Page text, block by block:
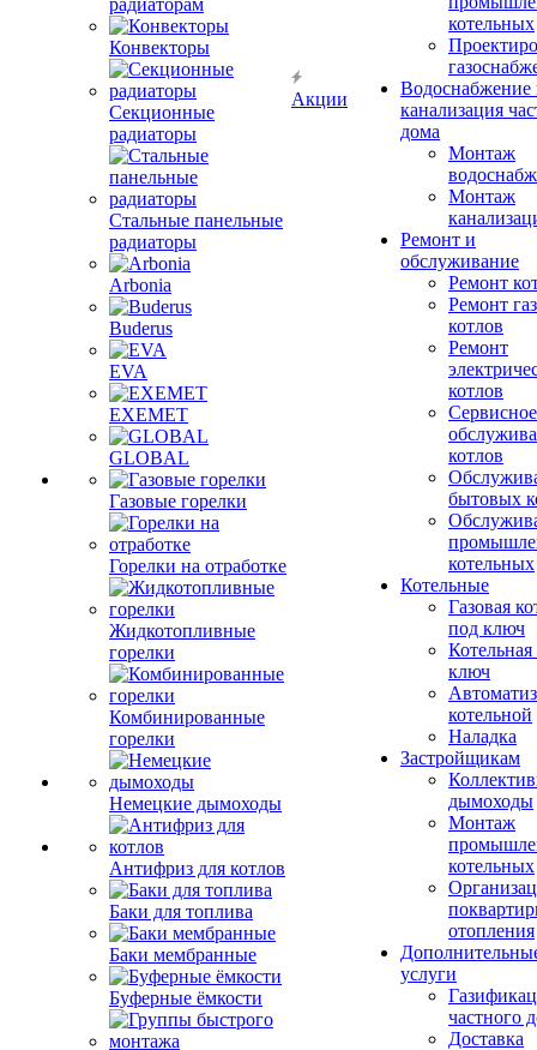
радиаторам
Конвекторы
Секционные
радиаторы
Стальные панельные
радиаторы
Arbonia
Buderus
EVA
EXEMET
GLOBAL
Газовые горелки
Горелки на отработке
Жидкотопливные
горелки
Комбинированные
горелки
Немецкие дымоходы
Антифриз для котлов
Баки для топлива
Баки мембранные
Буферные ёмкости
Акции
котельных
Водоснабжение
канализация
дома
Монтаж
Монтаж
Ремонт и
обслуживание
Ремонт
Ремонт
котлов
Ремонт
котлов
Сервисное
котлов
бытовых
котельных
Котельные
Газовая
под ключ
ключ
котельной
Наладка
Застройщикам
дымоходы
Монтаж
котельных
отопления
услуги
частного
Доставка